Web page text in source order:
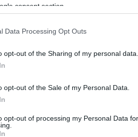
consent section.
Data Processing Opt Outs
opt-out of the Sharing of my personal data.
opt-out of the Sale of my Personal Data.
opt-out of processing my Personal Data
Future στην Ελλάδα και
οργανισμούς
σε μία από τις πλέον
analytics, machine
παγκόσμιες
τρόπο, οι ομάδες